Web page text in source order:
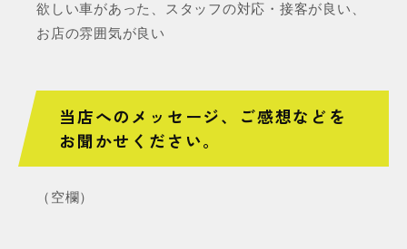
欲しい車があった、スタッフの対応・接客が良い、
お店の雰囲気が良い
当店へのメッセージ、ご感想などを
お聞かせください。
（空欄）